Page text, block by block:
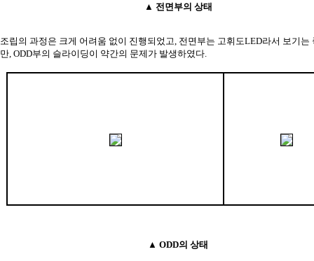
▲ 전면부의 상태
조립의 과정은 크게 어려움 없이 진행되었고, 전면부는 고휘도LED라서 보기는
만, ODD부의 슬라이딩이 약간의 문제가 발생하였다.
▲ ODD의 상태